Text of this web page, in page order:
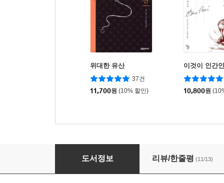
위대한 유산
37건
11,700원 (10% 할인)
이것이 인간
10,800원
도서정보 리뷰/한줄평 (11/13)